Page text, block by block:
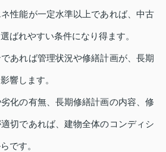
性能が一定水準以上であれば、中古
ばれやすい条件になり得ます。
あれば管理状況や修繕計画が、長期
響します。
化の有無、長期修繕計画の内容、修
切であれば、建物全体のコンディシ
です。